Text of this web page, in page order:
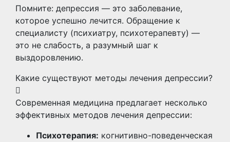
Помните: депрессия — это заболевание,
которое успешно лечится. Обращение к
специалисту (психиатру, психотерапевту) —
это не слабость, а разумный шаг к
выздоровлению.
Какие существуют методы лечения депрессии?
Современная медицина предлагает несколько
эффективных методов лечения депрессии:
Психотерапия: когнитивно-поведенческая